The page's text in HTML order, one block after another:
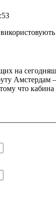
на
Амстердам
что